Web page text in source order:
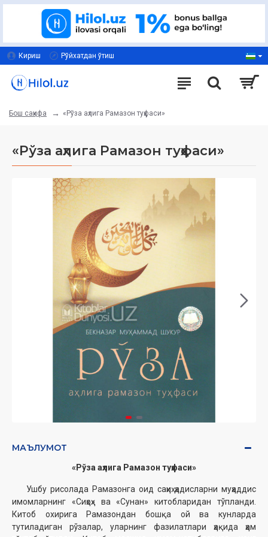
Кириш Рўйхатдан ўтиш
Бош саҳифа «Рўза аҳлига Рамазон туҳфаси»
«Рўза аҳлига Рамазон туҳфаси»
МАЪЛУМОТ
«Рўза аҳлига Рамазон туҳфаси»
Ушбу рисолада Рамазонга оид саҳиҳ ҳадисларни муҳаддис
имомларнинг «Сиҳоҳ» ва «Сунан» китобларидан тўпланди.
Китоб охирига Рамазондан бошқа ой ва кунларда
тутиладиган рўзалар, уларнинг фазилатлари ҳақида ҳам